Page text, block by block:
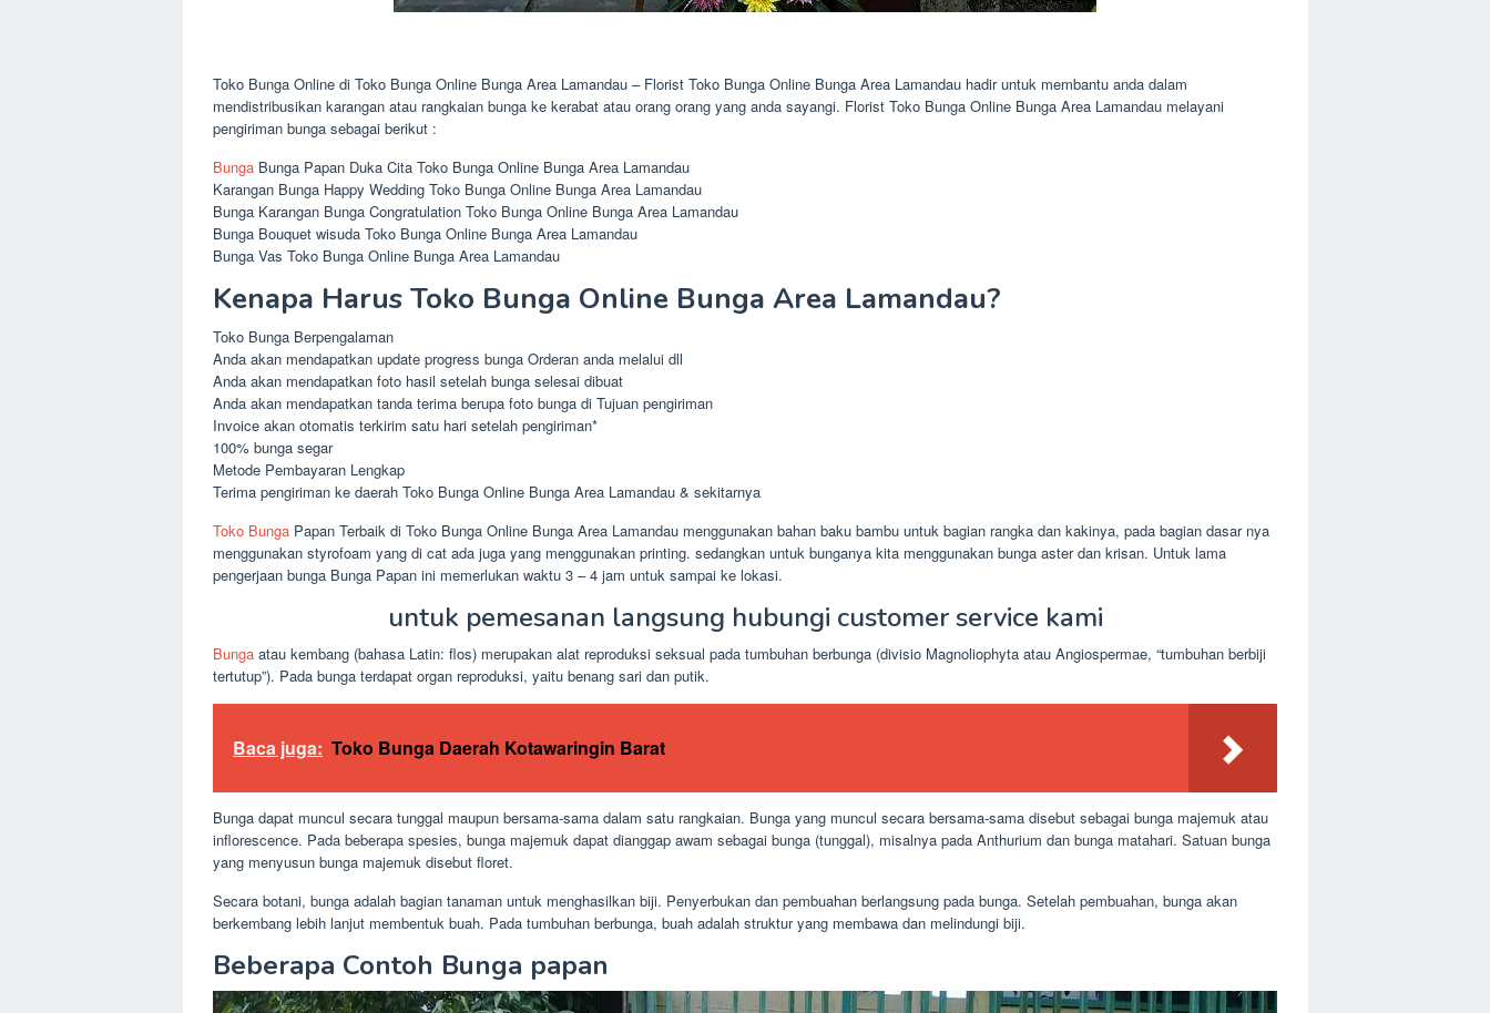
Toko Bunga Online di Toko Bunga Online Bunga Area Lamandau – Florist Toko Bunga Online Bunga Area Lamandau hadir untuk membantu anda dalam
mendistribusikan karangan atau rangkaian bunga ke kerabat atau orang orang yang anda sayangi. Florist Toko Bunga Online Bunga Area Lamandau melayani
pengiriman bunga sebagai berikut :
Bunga Bunga Papan Duka Cita Toko Bunga Online Bunga Area Lamandau
Karangan Bunga Happy Wedding Toko Bunga Online Bunga Area Lamandau
Bunga Karangan Bunga Congratulation Toko Bunga Online Bunga Area Lamandau
Bunga Bouquet wisuda Toko Bunga Online Bunga Area Lamandau
Bunga Vas Toko Bunga Online Bunga Area Lamandau
Kenapa Harus Toko Bunga Online Bunga Area Lamandau?
Toko Bunga Berpengalaman
Anda akan mendapatkan update progress bunga Orderan anda melalui dll
Anda akan mendapatkan foto hasil setelah bunga selesai dibuat
Anda akan mendapatkan tanda terima berupa foto bunga di Tujuan pengiriman
Invoice akan otomatis terkirim satu hari setelah pengiriman*
100% bunga segar
Metode Pembayaran Lengkap
Terima pengiriman ke daerah Toko Bunga Online Bunga Area Lamandau & sekitarnya
Toko Bunga Papan Terbaik di Toko Bunga Online Bunga Area Lamandau menggunakan bahan baku bambu untuk bagian rangka dan kakinya, pada bagian dasar nya
menggunakan styrofoam yang di cat ada juga yang menggunakan printing. sedangkan untuk bunganya kita menggunakan bunga aster dan krisan. Untuk lama
pengerjaan bunga Bunga Papan ini memerlukan waktu 3 – 4 jam untuk sampai ke lokasi.
untuk pemesanan langsung hubungi customer service kami
Bunga atau kembang (bahasa Latin: flos) merupakan alat reproduksi seksual pada tumbuhan berbunga (divisio Magnoliophyta atau Angiospermae, “tumbuhan berbiji
tertutup”). Pada bunga terdapat organ reproduksi, yaitu benang sari dan putik.
Baca juga: Toko Bunga Daerah Kotawaringin Barat
Bunga dapat muncul secara tunggal maupun bersama-sama dalam satu rangkaian. Bunga yang muncul secara bersama-sama disebut sebagai bunga majemuk atau
inflorescence. Pada beberapa spesies, bunga majemuk dapat dianggap awam sebagai bunga (tunggal), misalnya pada Anthurium dan bunga matahari. Satuan bunga
yang menyusun bunga majemuk disebut floret.
Secara botani, bunga adalah bagian tanaman untuk menghasilkan biji. Penyerbukan dan pembuahan berlangsung pada bunga. Setelah pembuahan, bunga akan
berkembang lebih lanjut membentuk buah. Pada tumbuhan berbunga, buah adalah struktur yang membawa dan melindungi biji.
Beberapa Contoh Bunga papan